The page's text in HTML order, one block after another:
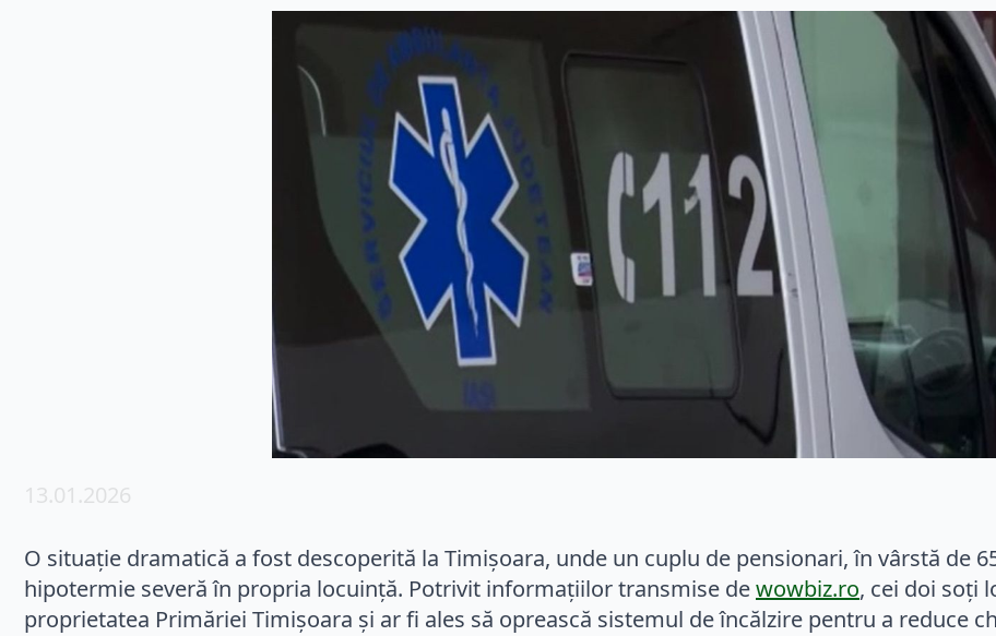
13.01.2026
O situație dramatică a fost descoperită la Timișoara, unde un cuplu de pensionari, în vârstă de
hipotermie severă în propria locuință. Potrivit informațiilor transmise dewowbiz.ro, cei doi soți
proprietatea Primăriei Timișoara și ar fi ales să oprească sistemul de încălzire pentru a reduce